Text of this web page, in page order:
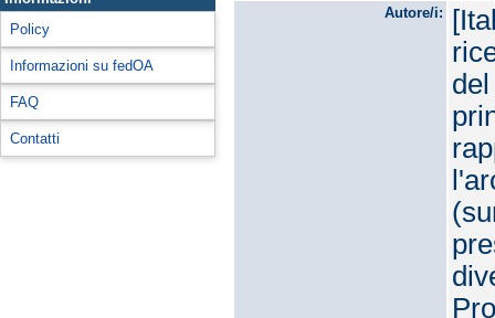
Policy
Informazioni su fedOA
FAQ
Contatti
Autore/i: